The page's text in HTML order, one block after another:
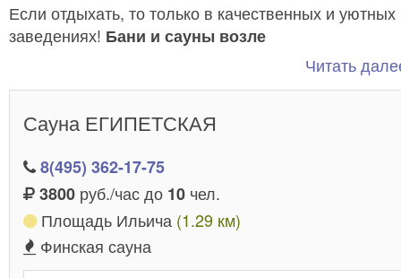
Если отдыхать, то только в качественных и уютных
заведениях! Бани и сауны возле
относятся как раз к
Тут вас окружат заботой и
Читать
Сауна ЕГИПЕТСКАЯ
8(495) 362-17-75
3800 руб./час до 10 чел.
Площадь Ильича (1.29 км)
Финская сауна